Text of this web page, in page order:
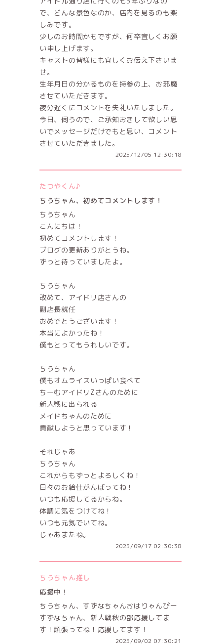
で、どんな景色なのか、店内を見るのも楽
しみです。
少しのお時間かもですが、何卒宜しくお願
い申し上げます。
キャストの皆様にも宜しくお伝え下さいま
せ。
生年月日の分かるものを持参の上、お邪魔
させていただきます。
夜分遅くにコメントを失礼いたしました。
今日、伺うので、ご承知おきして欲しい思
いでメッセージだけでもと思い、コメント
させていただきました。
2025/12/05 12:30:18
たつやくん♪
ちうちゃん、初めてコメントします！
ちうちゃん
こんにちは！
初めてコメントします！
ブログの更新ありがとうね。
ずっと待っていましたよ。
ちうちゃん
改めて、アイドリ店さんの
副店長就任
おめでとうございます！
本当によかったね！
僕もとってもうれしいです。
ちうちゃん
僕もオムライスいっぱい食べて
ちーむアイドリZさんのために
新人戦に出られる
メイドちゃんのために
貢献しようと思っています！
それじゃあ
ちうちゃん
これからもずっとよろしくね！
日々のお給仕がんばってね！
いつも応援してるからね。
体調に気をつけてね！
いつも元気でいてね。
じゃあまたね。
2025/09/17 02:30:38
ちうちゃん推し
応援中！
ちうちゃん、すずなちゃんおはりゃんぴー
すずなちゃん、新人戦秋の部応援してま
す！頑張ってね！応援してます！
2025/09/02 07:30:21